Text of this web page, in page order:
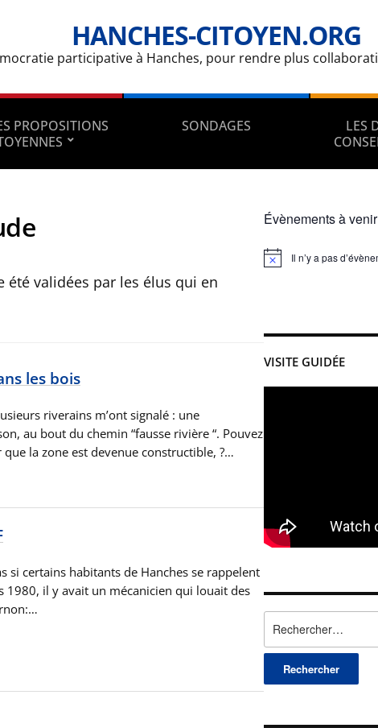
HANCHES-CITOYEN.ORG
participative à Hanches, pour rendre plus
PROPOSITIONS
SONDAGES
LES
été validées par les élus qui en
les bois
riverains m’ont signalé : une
au bout du chemin “fausse rivière “. Pouvez
la zone est devenue constructible, ?…
si certains habitants de Hanches se rappelent
1980, il y avait un mécanicien qui louait des
Évènements à venir
Notice Il n’y a pas
VISITE GUIDÉE